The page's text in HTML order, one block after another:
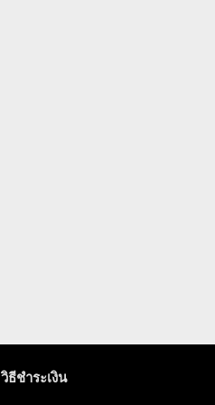
วิธีชำระเงิน